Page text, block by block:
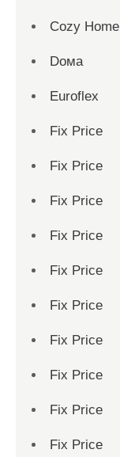
Cozy Home
Dома
Euroflex
Fix Price
Fix Price
Fix Price
Fix Price
Fix Price
Fix Price
Fix Price
Fix Price
Fix Price
Fix Price